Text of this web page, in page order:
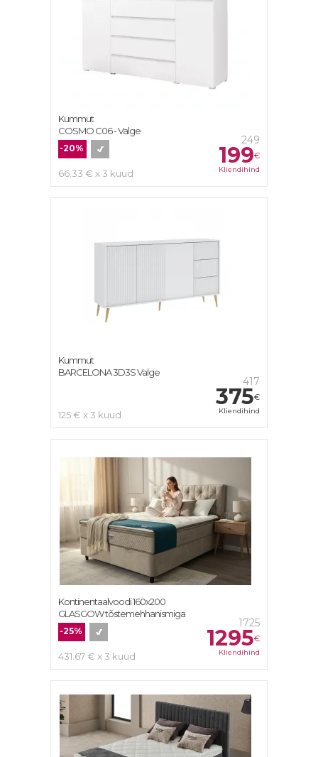
249
199€
Kliendihind
-20%
66.33 € x 3 kuud
Kummut
COSMO С06 - Valge
417
375€
Kliendihind
125 € x 3 kuud
Kummut
BARCELONA 3D3S Valge
1725
1295€
Kliendihind
-25%
431.67 € x 3 kuud
Kontinentaalvoodi 160х200
GLASGOW tõstemehhanismiga